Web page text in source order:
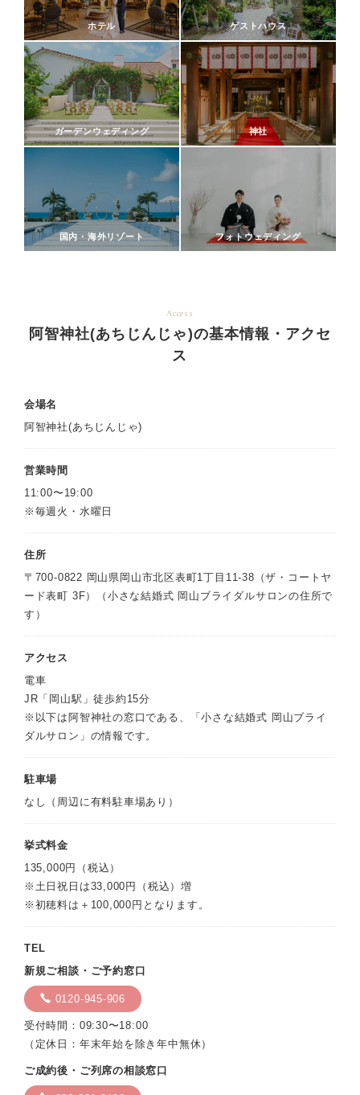
ホテル ゲストハウス
ガーデンウェディング 神社
国内・海外リゾート フォトウェディング
Access
阿智神社(あちじんじゃ)の基本情報・アクセ
ス
会場名
阿智神社(あちじんじゃ)
営業時間
11:00〜19:00
※毎週火・水曜日
住所
〒700-0822 岡山県岡山市北区表町1丁目11-38（ザ・コートヤ
ード表町 3F）（小さな結婚式 岡山ブライダルサロンの住所で
す）
アクセス
電車
JR「岡山駅」徒歩約15分
※以下は阿智神社の窓口である、「小さな結婚式 岡山ブライ
ダルサロン」の情報です。
駐車場
なし（周辺に有料駐車場あり）
挙式料金
135,000円（税込）
※土日祝日は33,000円（税込）増
※初穂料は＋100,000円となります。
TEL
新規ご相談・ご予約窓口
0120-945-906
受付時間：09:30〜18:00
（定休日：年末年始を除き年中無休）
ご成約後・ご列席の相談窓口